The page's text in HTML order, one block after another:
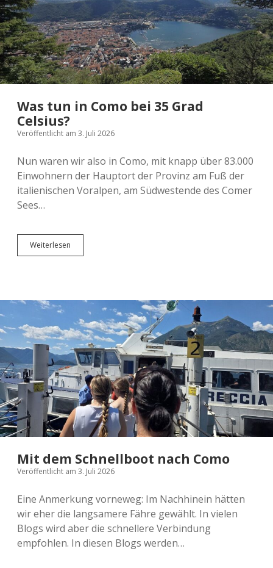
Was tun in Como bei 35 Grad
Celsius?
Veröffentlicht am 3. Juli 2026
Nun waren wir also in Como, mit knapp über 83.000
Einwohnern der Hauptort der Provinz am Fuß der
italienischen Voralpen, am Südwestende des Comer
Sees…
Weiterlesen
tun
35
Celsius?
Mit dem Schnellboot nach Como
Veröffentlicht am 3. Juli 2026
Eine Anmerkung vorneweg: Im Nachhinein hätten
wir eher die langsamere Fähre gewählt. In vielen
Blogs wird aber die schnellere Verbindung
empfohlen. In diesen Blogs werden…